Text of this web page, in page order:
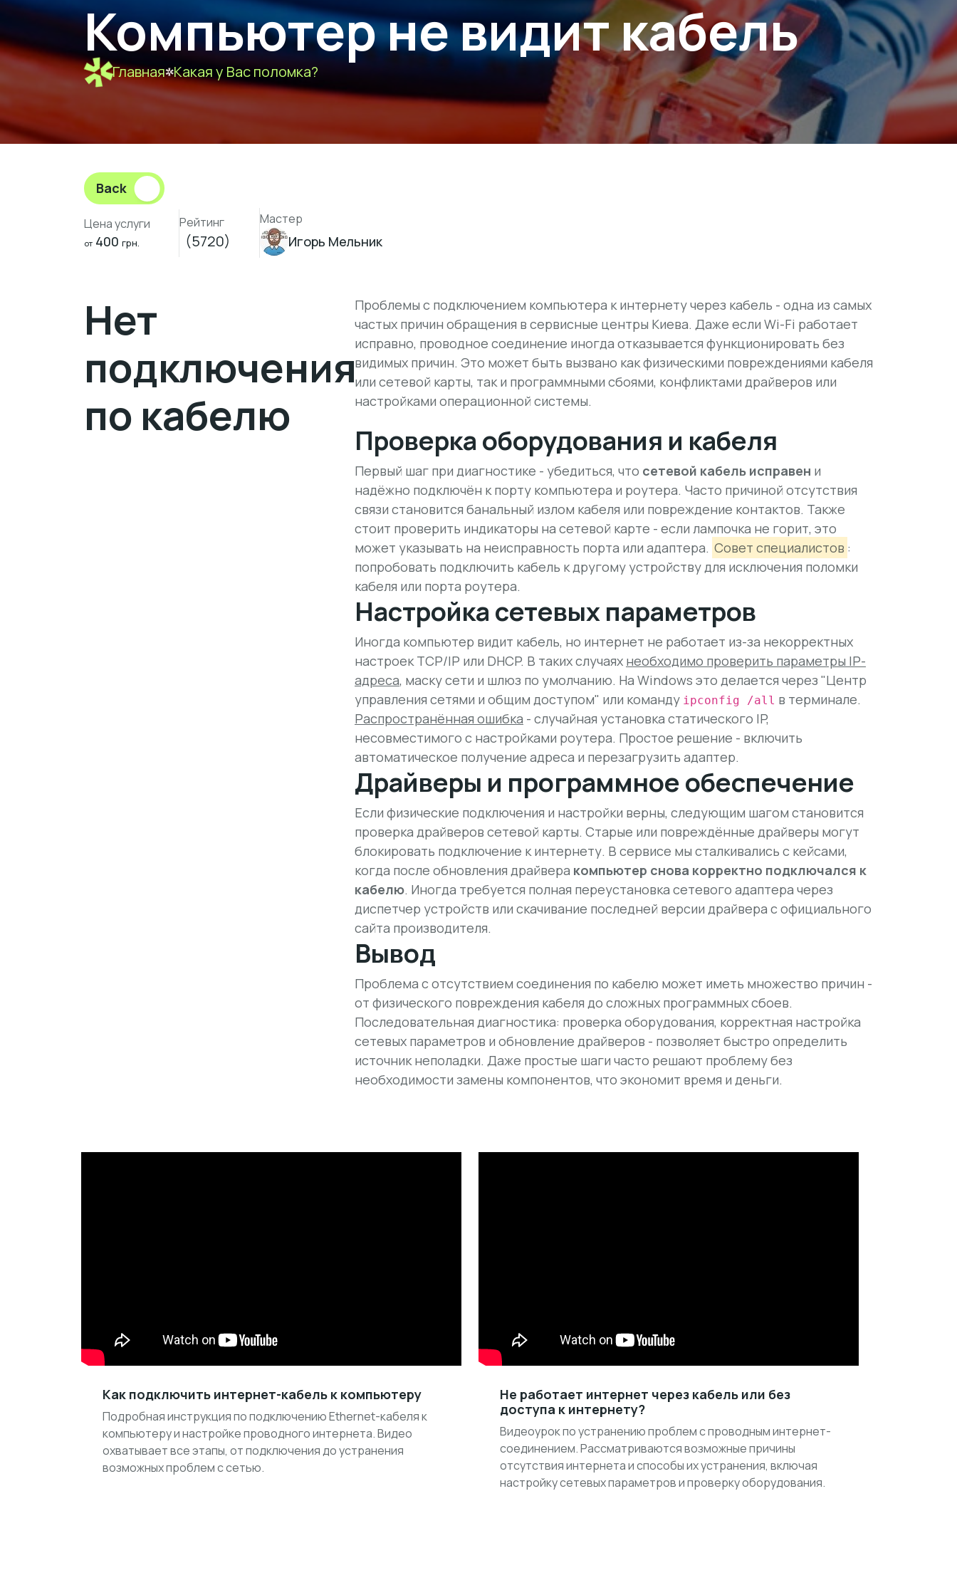
Компьютер не видит кабель
Главная Какая у Вас поломка?
Back
Цена услуги
от 400 грн.
Рейтинг
(5720)
Мастер
Игорь Мельник
Нет
подключения
по кабелю
Проблемы с подключением компьютера к интернету через кабель - одна из самых
частых причин обращения в сервисные центры Киева. Даже если Wi-Fi работает
исправно, проводное соединение иногда отказывается функционировать без
видимых причин. Это может быть вызвано как физическими повреждениями кабеля
или сетевой карты, так и программными сбоями, конфликтами драйверов или
настройками операционной системы.
Проверка оборудования и кабеля
Первый шаг при диагностике - убедиться, что сетевой кабель исправен и
надёжно подключён к порту компьютера и роутера. Часто причиной отсутствия
связи становится банальный излом кабеля или повреждение контактов. Также
стоит проверить индикаторы на сетевой карте - если лампочка не горит, это
может указывать на неисправность порта или адаптера. Совет специалистов :
попробовать подключить кабель к другому устройству для исключения поломки
кабеля или порта роутера.
Настройка сетевых параметров
Иногда компьютер видит кабель, но интернет не работает из-за некорректных
настроек TCP/IP или DHCP. В таких случаях необходимо проверить параметры IP-
адреса, маску сети и шлюз по умолчанию. На Windows это делается через "Центр
управления сетями и общим доступом" или команду ipconfig /all в терминале.
Распространённая ошибка - случайная установка статического IP,
несовместимого с настройками роутера. Простое решение - включить
автоматическое получение адреса и перезагрузить адаптер.
Драйверы и программное обеспечение
Если физические подключения и настройки верны, следующим шагом становится
проверка драйверов сетевой карты. Старые или повреждённые драйверы могут
блокировать подключение к интернету. В сервисе мы сталкивались с кейсами,
когда после обновления драйвера компьютер снова корректно подключался к
кабелю. Иногда требуется полная переустановка сетевого адаптера через
диспетчер устройств или скачивание последней версии драйвера с официального
сайта производителя.
Вывод
Проблема с отсутствием соединения по кабелю может иметь множество причин -
от физического повреждения кабеля до сложных программных сбоев.
Последовательная диагностика: проверка оборудования, корректная настройка
сетевых параметров и обновление драйверов - позволяет быстро определить
источник неполадки. Даже простые шаги часто решают проблему без
необходимости замены компонентов, что экономит время и деньги.
Как подключить интернет-кабель к компьютеру
Подробная инструкция по подключению Ethernet-кабеля к
компьютеру и настройке проводного интернета. Видео
охватывает все этапы, от подключения до устранения
возможных проблем с сетью.
Не работает интернет через кабель или без
доступа к интернету?
Видеоурок по устранению проблем с проводным интернет-
соединением. Рассматриваются возможные причины
отсутствия интернета и способы их устранения, включая
настройку сетевых параметров и проверку оборудования.